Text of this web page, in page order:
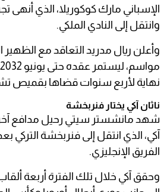
الإسباني مارك كوكوريلا، الذي أنهى
وانتقل إلى النادي الملكي.
وأعلن ريال مدريد التعاقد مع
نهاية لأربع سنوات قضاها بقميص
ناثان آكي يختار فنربخشة
شهد مانشستر سيتي رحيل مدافع آخر
آكي، الذي انتقل إلى فنربخشة
الفريق الإنجليزي.
وحقق آكي خلال تلك الفترة أربعة